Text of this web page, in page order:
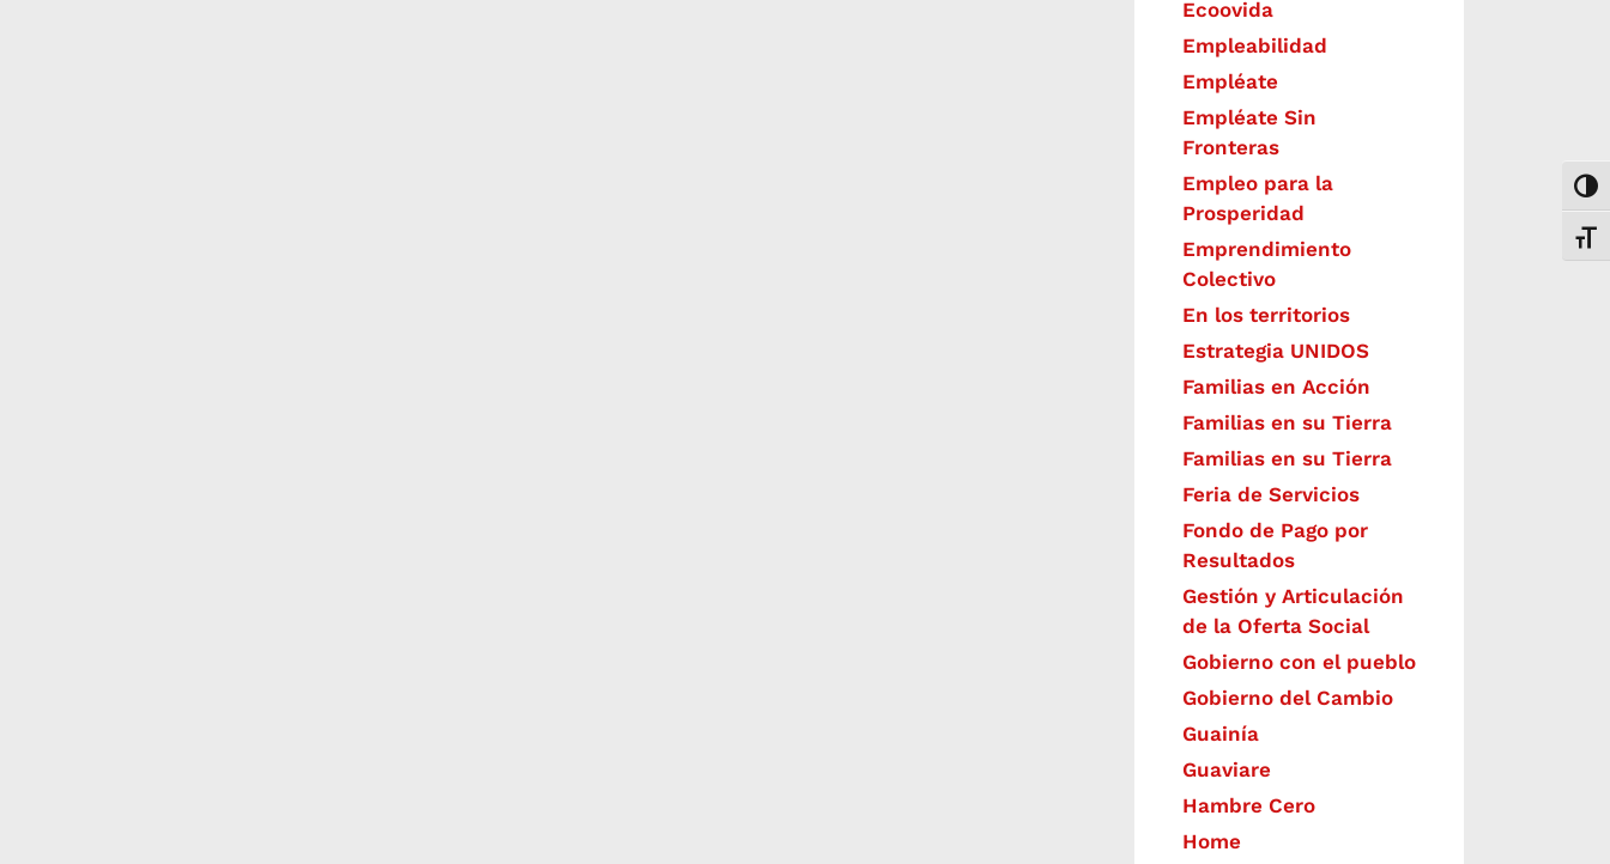
Ecoovida
Empleabilidad
Empléate
Empléate Sin
Fronteras
Empleo para la
Prosperidad
Emprendimiento
Colectivo
En los territorios
Estrategia UNIDOS
Familias en Acción
Familias en su Tierra
Familias en su Tierra
Feria de Servicios
Fondo de Pago por
Resultados
Gestión y Articulación
de la Oferta Social
Gobierno con el pueblo
Gobierno del Cambio
Guainía
Guaviare
Hambre Cero
Home